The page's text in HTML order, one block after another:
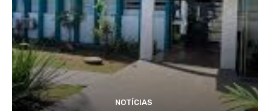
NOTÍCIAS